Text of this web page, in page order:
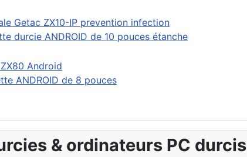
& ordinateurs PC durcis
durcie ANDROID de 10 pouces étanche
ANDROID de 8 pouces